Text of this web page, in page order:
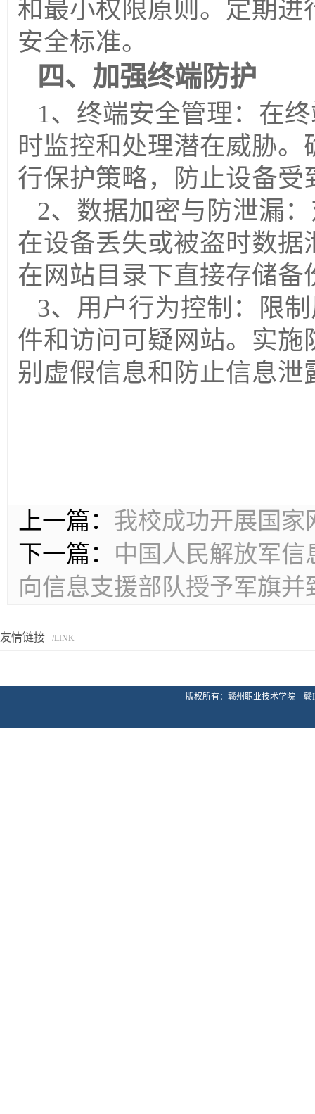
和最小权限原则。定期
安全标准。
四、加强终端防护
1、终端安全管理： 在
时监控和处理潜在威胁
行保护策略，防止设备受
2、数据加密与防泄漏：
在设备丢失或被盗时数
在网站目录下直接存储
3、用户行为控制：
限
件和访问可疑网站。实
别虚假信息和防止信息泄
上一篇： 我校成功开展国家
下一篇： 中国人民解放军
向信息支援部队授予军旗并
友情链接 /LINK
版权所有：赣州职业技术学院 赣